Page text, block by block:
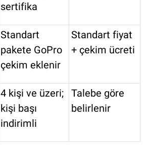
sertifika
Standart
pakete GoPro
çekim eklenir
Standart fiyat
+ çekim ücreti
4 kişi ve üzeri;
kişi başı
indirimli
Talebe göre
belirlenir